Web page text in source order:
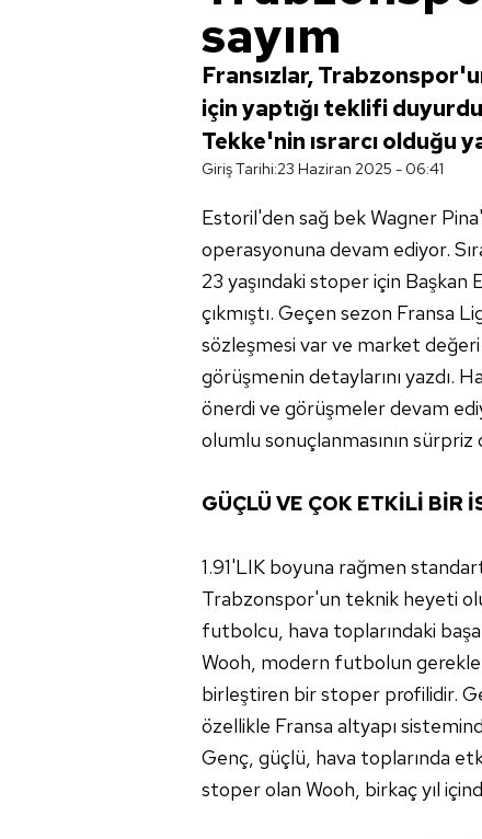
sayım
Fransızlar,
için yaptığı teklifi
Tekke'nin ısrarcı olduğu
Giriş Tarihi:23 Haziran 2025 - 06:41
Estoril'den sağ bek Wagner
operasyonuna devam ediyor.
23 yaşındaki stoper için
çıkmıştı. Geçen sezon Fransa
sözleşmesi var ve market
görüşmenin detaylarını yazdı.
önerdi ve görüşmeler devam
olumlu sonuçlanmasının sürpriz
GÜÇLÜ VE ÇOK ETKİLİ BİR
1.91'LIK boyuna rağmen
Trabzonspor'un teknik heyeti
futbolcu, hava toplarındaki
Wooh, modern futbolun
birleştiren bir stoper profilidir.
özellikle Fransa altyapı
Genç, güçlü, hava toplarında
stoper olan Wooh, birkaç yıl